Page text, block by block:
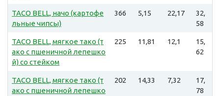
TACO BELL, начо (картофе
льные чипсы)
366 5,15 22,17
32,
58
TACO BELL, мягкое тако (т
ако с пшеничной лепешко
й) со стейком
225 11,81 12,1
15,
62
TACO BELL, мягкое тако (т
ако с пшеничной лепешко
202 14,33 7,32
17,
78